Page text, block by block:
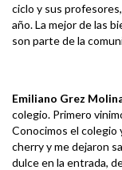
ciclo y sus
año. La mejor de las
son parte de la
Emiliano Grez
colegio. Primero
Conocimos el colegio
cherry y me dejaron
dulce en la entrada,